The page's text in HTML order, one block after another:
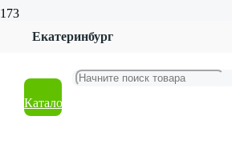
Екатеринбург
Каталог
Продукты и напитки
Сдобные палочки декорированные